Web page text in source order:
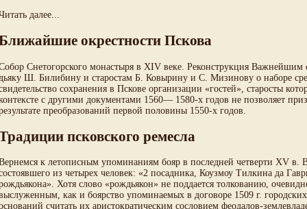
далее...
окрестности Пскова
Снетогорского монастыря в XIV веке. Реконструкция Важнейшим
Ш. Билибину и старостам Б. Ковырину и С. Мизинову о наборе
сохранения в Пскове организации «гостей», старосты
с другими документами 1560— 1580-х годов не позволяет
преобразований первой половины 1550-х годов.
псковского ремесла
к летописным упоминаниям бояр в последней четверти XV в.
из четырех человек: «2 посадника, Коузмоу Тилкина да
Хотя слово «рождьякон» не поддается толкованию,
как и боярство упоминаемых в договоре 1509 г.
считать их аристократическим сословием феодалов-